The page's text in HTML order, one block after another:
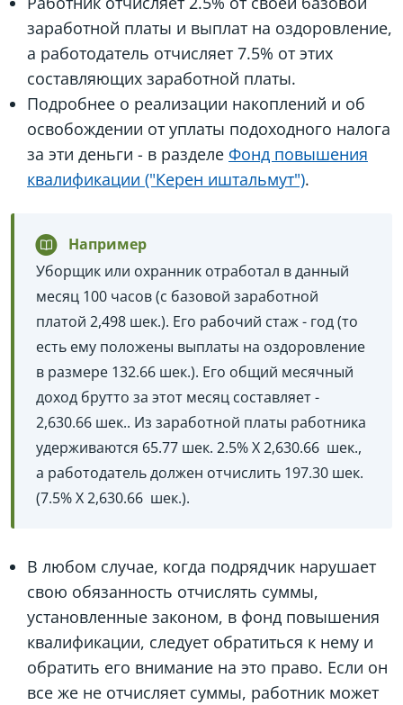
заработной платы и выплат на оздоровление,
а работодатель отчисляет 7.5% от этих
составляющих заработной платы.
Подробнее о реализации накоплений и об
освобождении от уплаты подоходного налога
за эти деньги - в разделе Фонд повышения
квалификации ("Керен иштальмут").
Например
Уборщик или охранник отработал в данный
месяц 100 часов (с базовой заработной
платой 2,498 шек.). Его рабочий стаж - год (то
есть ему положены выплаты на оздоровление
в размере 132.66 шек.). Его общий месячный
доход брутто за этот месяц составляет -
2,630.66 шек.. Из заработной платы работника
удерживаются 65.77 шек. 2.5% X ‏ 2,630.66 шек.,
а работодатель должен отчислить 197.30 шек.
(7.5% X ‏ 2,630.66 шек.).
В любом случае, когда подрядчик нарушает
свою обязанность отчислять суммы,
установленные законом, в фонд повышения
квалификации, следует обратиться к нему и
обратить его внимание на это право. Если он
все же не отчисляет суммы, работник может